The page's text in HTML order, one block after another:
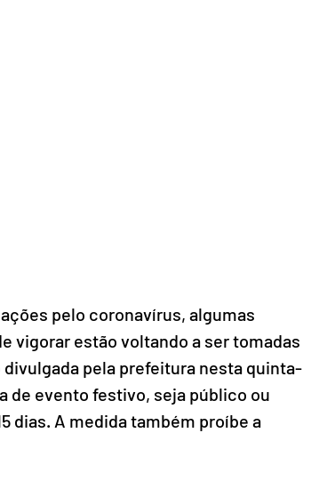
pelo coronavírus, algumas
vigorar estão voltando a ser tomadas
pela prefeitura nesta quinta-
de evento festivo, seja público ou
dias. A medida também proíbe a